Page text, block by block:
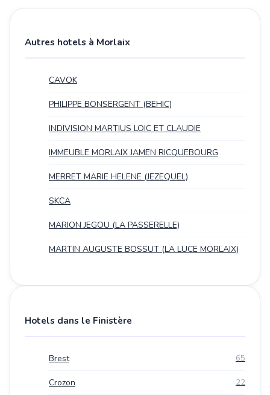
Autres hotels à Morlaix
CAVOK
PHILIPPE BONSERGENT (BEHIC)
INDIVISION MARTIUS LOIC ET CLAUDIE
IMMEUBLE MORLAIX JAMEN RICQUEBOURG
MERRET MARIE HELENE (JEZEQUEL)
SKCA
MARION JEGOU (LA PASSERELLE)
MARTIN AUGUSTE BOSSUT (LA LUCE MORLAIX)
Hotels dans le Finistère
Brest 65
Crozon 22